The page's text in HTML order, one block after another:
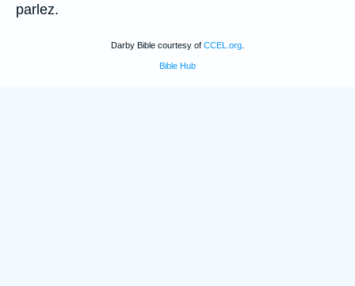
parlez.
Darby Bible courtesy of CCEL.org
Bible Hub